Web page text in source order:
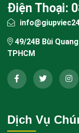
Điện Thoại:
49/24B Bùi
TPHCM
Dịch Vụ